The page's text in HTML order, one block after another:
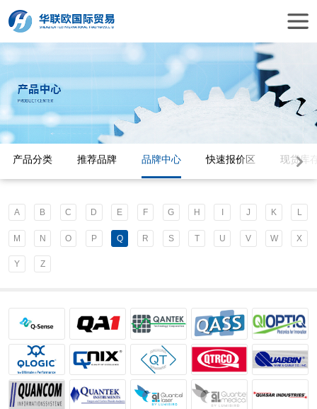
产品分类 推荐品牌 品牌中心 快速报价区 现货库
A B C D E F G H J K L
M N O P Q R S T U V W X
Y Z